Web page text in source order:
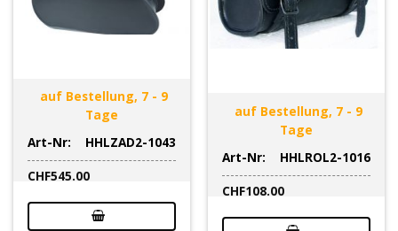
auf Bestellung, 7 - 9
Tage
Art-Nr:
HHLZAD2-1043
CHF545.00
auf Bestellung, 7 - 9
Tage
Art-Nr:
HHLROL2-1016
CHF108.00